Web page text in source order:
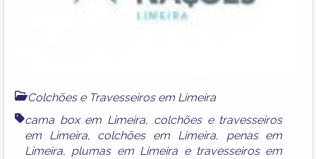
Colchões e Travesseiros em Limeira
cama box em Limeira, colchões e travesseiros
em Limeira, colchões em Limeira, penas em
Limeira, plumas em Limeira e travesseiros em